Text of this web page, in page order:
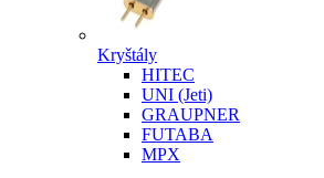
Kryštály
HITEC
UNI (Jeti)
GRAUPNER
FUTABA
MPX